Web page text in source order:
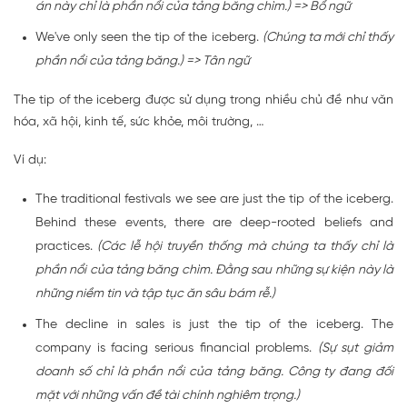
án này chỉ là phần nổi của tảng băng chìm.) => Bổ ngữ
We've only seen the tip of the iceberg. (Chúng ta mới chỉ thấy
phần nổi của tảng băng.) => Tân ngữ
The tip of the iceberg được sử dụng trong nhiều chủ đề như văn
hóa, xã hội, kinh tế, sức khỏe, môi trường, …
Ví dụ:
The traditional festivals we see are just the tip of the iceberg.
Behind these events, there are deep-rooted beliefs and
practices. (Các lễ hội truyền thống mà chúng ta thấy chỉ là
phần nổi của tảng băng chìm. Đằng sau những sự kiện này là
những niềm tin và tập tục ăn sâu bám rễ.)
The decline in sales is just the tip of the iceberg. The
company is facing serious financial problems. (Sự sụt giảm
doanh số chỉ là phần nổi của tảng băng. Công ty đang đối
mặt với những vấn đề tài chính nghiêm trọng.)